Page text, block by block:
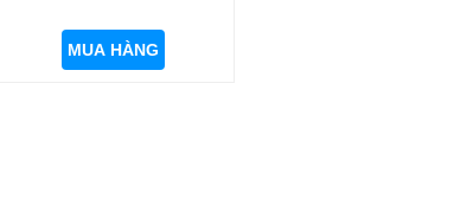
MUA HÀNG